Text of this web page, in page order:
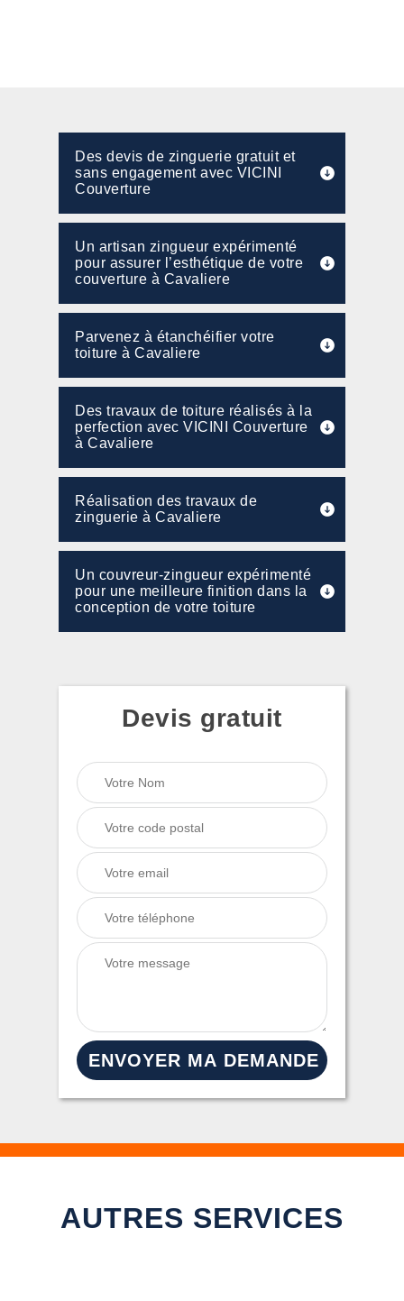
Des devis de zinguerie gratuit et
sans engagement avec VICINI
Couverture
Un artisan zingueur expérimenté
pour assurer l’esthétique de votre
couverture à Cavaliere
Parvenez à étanchéifier votre
toiture à Cavaliere
Des travaux de toiture réalisés à la
perfection avec VICINI Couverture
à Cavaliere
Réalisation des travaux de
zinguerie à Cavaliere
Un couvreur-zingueur expérimenté
pour une meilleure finition dans la
conception de votre toiture
Devis gratuit
AUTRES SERVICES